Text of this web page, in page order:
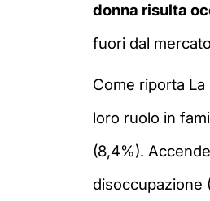
donna risulta
fuori dal
Come riporta
loro ruolo in
(8,4%).
disoccupazione